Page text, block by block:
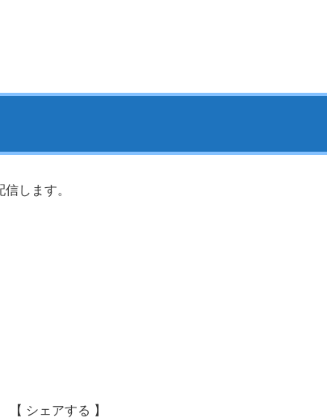
します。
【 シェアする 】